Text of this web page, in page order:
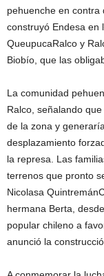
pehuenche en
construyó Endesa en
QueupucaRalco y
Biobío, que las
La comunidad
Ralco, señalando
de la zona y
desplazamiento
la represa. Las
terrenos que pronto
Nicolasa
hermana Berta,
popular chileno a
anunció la